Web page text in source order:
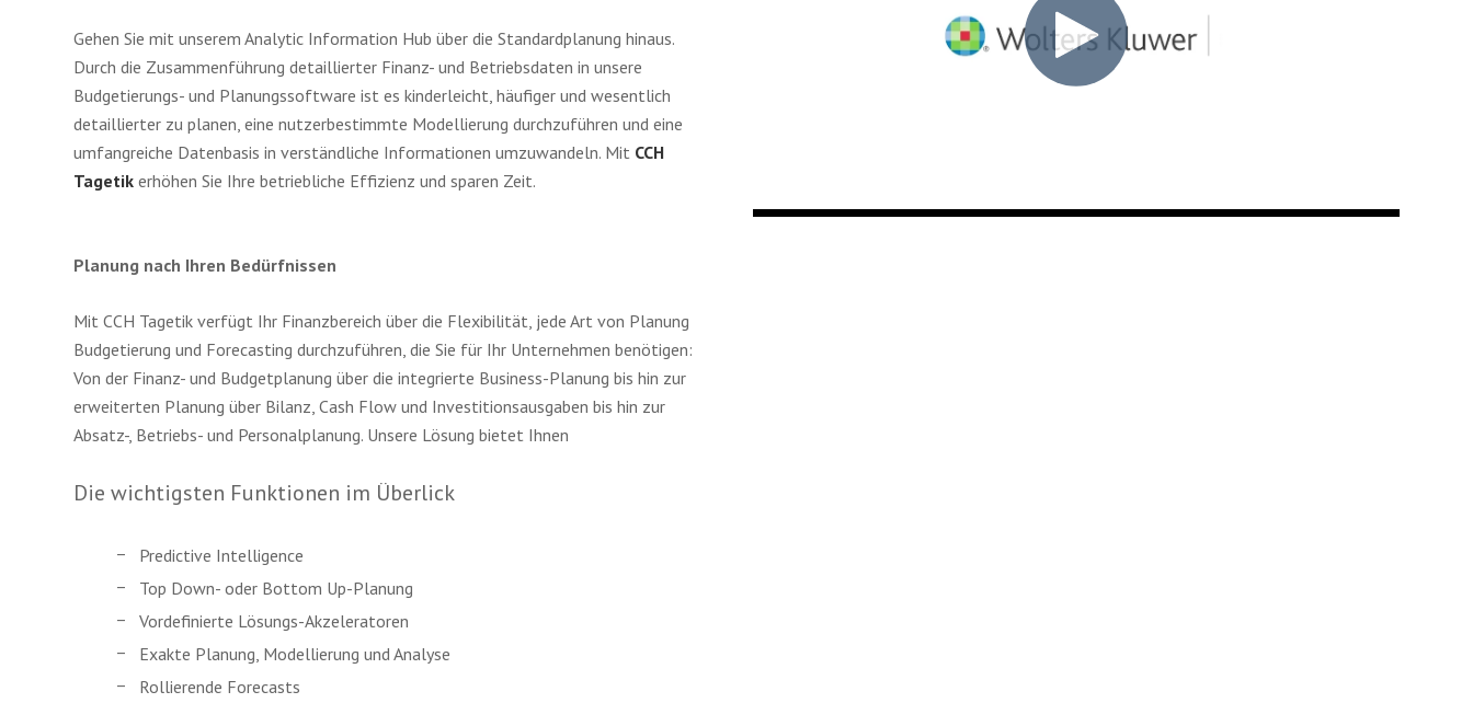
Gehen Sie mit unserem Analytic Information Hub über die Standardplanung hinaus.
Durch die Zusammenführung detaillierter Finanz- und Betriebsdaten in unsere
Budgetierungs- und Planungssoftware ist es kinderleicht, häufiger und wesentlich
detaillierter zu planen, eine nutzerbestimmte Modellierung durchzuführen und eine
umfangreiche Datenbasis in verständliche Informationen umzuwandeln. Mit CCH
Tagetik erhöhen Sie Ihre betriebliche Effizienz und sparen Zeit.
Planung nach Ihren Bedürfnissen
Mit CCH Tagetik verfügt Ihr Finanzbereich über die Flexibilität, jede Art von Planung
Budgetierung und Forecasting durchzuführen, die Sie für Ihr Unternehmen benötigen:
Von der Finanz- und Budgetplanung über die integrierte Business-Planung bis hin zur
erweiterten Planung über Bilanz, Cash Flow und Investitionsausgaben bis hin zur
Absatz-, Betriebs- und Personalplanung. Unsere Lösung bietet Ihnen
Die wichtigsten Funktionen im Überlick
Predictive Intelligence
Top Down- oder Bottom Up-Planung
Vordefinierte Lösungs-Akzeleratoren
Exakte Planung, Modellierung und Analyse
Rollierende Forecasts